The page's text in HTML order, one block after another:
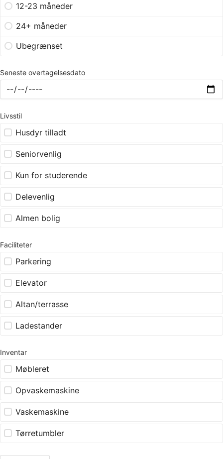
12-23 måneder
24+ måneder
Ubegrænset
Seneste overtagelsesdato
Livsstil
Husdyr tilladt
Seniorvenlig
Kun for studerende
Delevenlig
Almen bolig
Faciliteter
Parkering
Elevator
Altan/terrasse
Ladestander
Inventar
Møbleret
Opvaskemaskine
Vaskemaskine
Tørretumbler